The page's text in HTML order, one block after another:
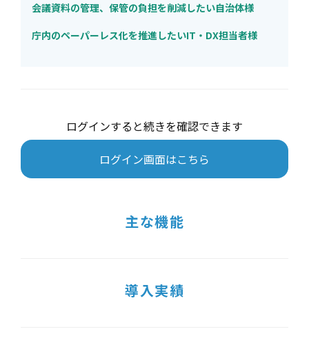
会議資料の管理、保管の負担を削減したい自治体様
庁内のペーパーレス化を推進したいIT・DX担当者様
ログインすると続きを確認できます
ログイン画面はこちら
主な機能
導入実績